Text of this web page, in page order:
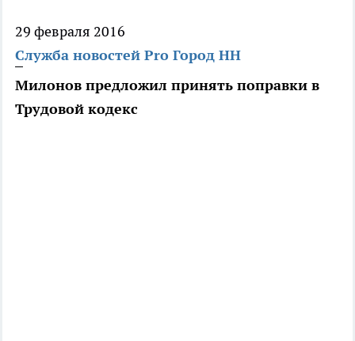
29 февраля 2016
Служба новостей Pro Город НН
Милонов предложил принять поправки в
Трудовой кодекс